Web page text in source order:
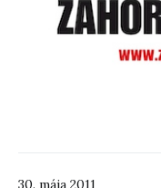
30. mája 2011